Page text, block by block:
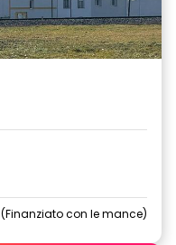
Finanziato con le mance